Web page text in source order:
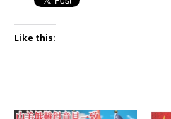
Like this: